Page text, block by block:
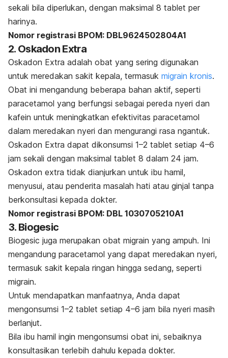
sekali bila diperlukan, dengan maksimal 8 tablet per
harinya.
Nomor registrasi BPOM: DBL9624502804A1
2. Oskadon Extra
Oskadon Extra adalah obat yang sering digunakan
untuk meredakan sakit kepala, termasuk migrain kronis.
Obat ini mengandung beberapa bahan aktif, seperti
paracetamol yang berfungsi sebagai pereda nyeri dan
kafein untuk meningkatkan efektivitas paracetamol
dalam meredakan nyeri dan mengurangi rasa ngantuk.
Oskadon Extra dapat dikonsumsi 1–2 tablet setiap 4–6
jam sekali dengan maksimal tablet 8 dalam 24 jam.
Oskadon extra tidak dianjurkan untuk ibu hamil,
menyusui, atau penderita masalah hati atau ginjal tanpa
berkonsultasi kepada dokter.
Nomor registrasi BPOM: DBL 1030705210A1
3. Biogesic
Biogesic juga merupakan obat migrain yang ampuh. Ini
mengandung paracetamol yang dapat meredakan nyeri,
termasuk sakit kepala ringan hingga sedang, seperti
migrain.
Untuk mendapatkan manfaatnya, Anda dapat
mengonsumsi 1–2 tablet setiap 4–6 jam bila nyeri masih
berlanjut.
Bila ibu hamil ingin mengonsumsi obat ini, sebaiknya
konsultasikan terlebih dahulu kepada dokter.